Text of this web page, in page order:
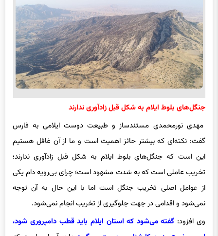
جنگل‌های بلوط ایلام به شکل قبل زادآوری ندارند
مهدی نورمحمدی مستندساز و طبیعت دوست ایلامی به فارس
گفت: نکته‌ای که بیشتر حائز اهمیت است و ما از آن غافل هستیم
این است که جنگل‌های بلوط ایلام به شکل قبل زادآوری ندارند؛
تخریب عاملی است که به شدت مشهود است؛ چرای بی‌رویه دام یکی
از عوامل اصلی تخریب جنگل است اما با این حال به آن توجه
نمی‌شود و اقدامی در جهت جلوگیری از تخریب انجام نمی‌شود.
وی افزود: گفته می‌شود که استان ایلام باید قطب دامپروری شود‌،